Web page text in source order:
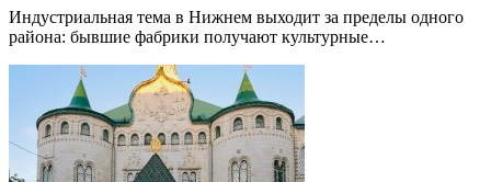
Индустриальная тема в Нижнем выходит за пределы одного
района: бывшие фабрики получают культурные…